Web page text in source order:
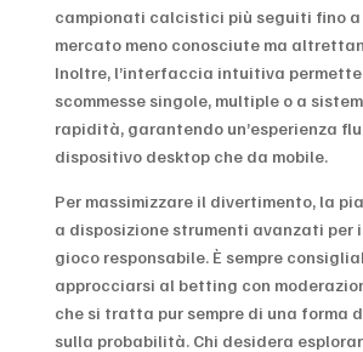
campionati calcistici più seguiti fino
mercato meno conosciute ma
Inoltre, l’interfaccia intuitiva
scommesse singole, multiple o a
rapidità, garantendo un’esperienza
dispositivo desktop che da mobile.
Per massimizzare il divertimento, la
a disposizione strumenti avanzati per
gioco responsabile. È sempre
approcciarsi al betting con
che si tratta pur sempre di una forma
sulla probabilità. Chi desidera